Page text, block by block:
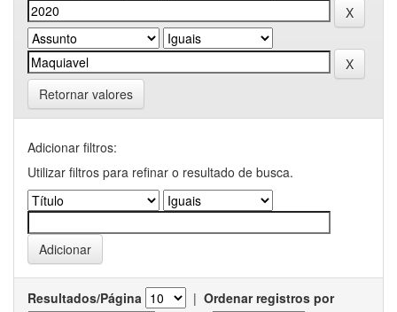
Retornar valores
Adicionar filtros:
Utilizar filtros para refinar o resultado de busca.
Resultados/Página | Ordenar registros por